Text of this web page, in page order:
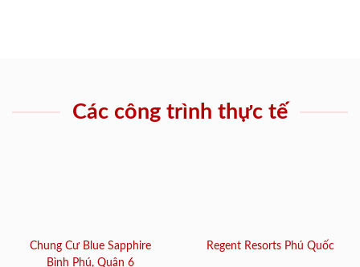
Các công trình thực tế
Chung Cư Blue Sapphire
Bình Phú, Quận 6
Regent Resorts Phú Quốc